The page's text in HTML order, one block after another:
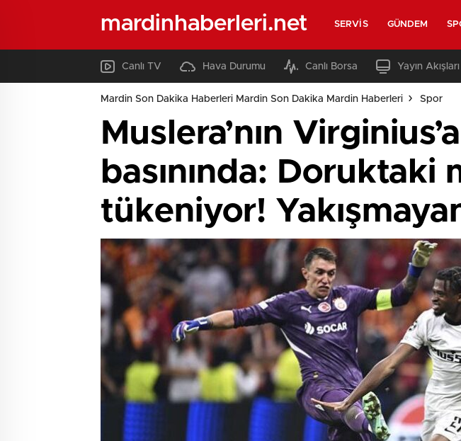
mardinhaberleri.net SERVIS GÜNDEM
Canlı TV Hava Durumu Canlı Borsa Yayın Akışları
Mardin Son Dakika Haberleri Mardin Son Dakika Mardin Haberleri Spor
Muslera’nın
basınında:
tükeniyor!